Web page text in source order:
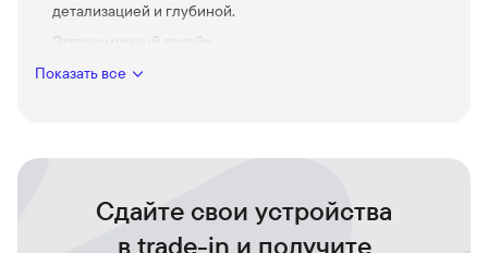
детализацией и глубиной.
Эргономичный дизайн
наслаждаться музыкой часами напролет без малейшего
Функция активного шумоподавления позволяет вам
посторонние звуки.
Долгое время автономной работы
Показать все
Сдайте свои устройства
в trade-in и получите